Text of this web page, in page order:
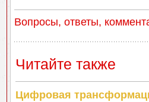
Вопросы, ответы,
Читайте также
Цифровая